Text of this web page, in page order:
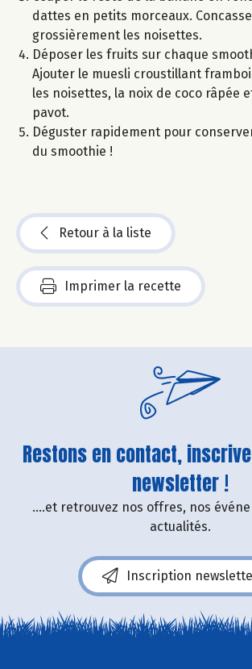
dattes en petits morceaux.
grossièrement les noisettes.
Déposer les fruits sur chaque
Ajouter le muesli croustillant
les noisettes, la noix de coco râpée
pavot.
Déguster rapidement pour
du smoothie !
Retour à la liste
Imprimer la recette
Restons en contact,
newsletter !
....et retrouvez nos offres, nos
actualités.
Inscription